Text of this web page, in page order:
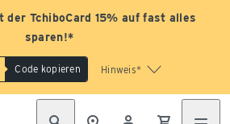
der TchiboCard 15% auf fast alles
sparen!*
Code kopieren Hinweis*